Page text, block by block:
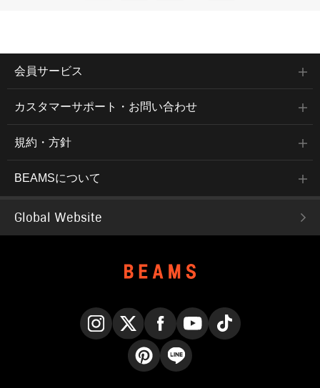
会員サービス
カスタマーサポート・お問い合わせ
規約・方針
BEAMSについて
Global Website